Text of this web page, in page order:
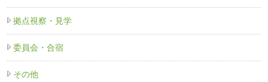
拠点視察・見学
委員会・合宿
その他